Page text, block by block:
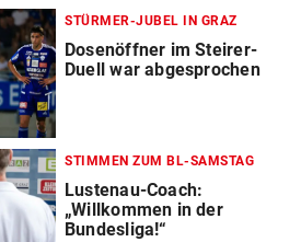
STÜRMER-JUBEL IN GRAZ
Dosenöffner im Steirer-
Duell war abgesprochen
STIMMEN ZUM BL-SAMSTAG
Lustenau-Coach:
„Willkommen in der
Bundesliga!“